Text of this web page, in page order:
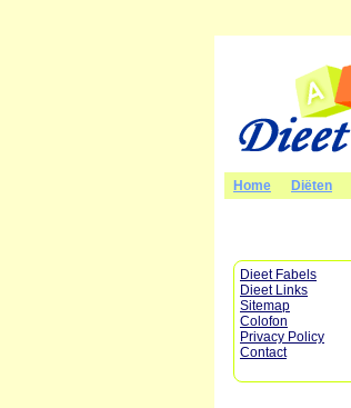
Home Diëten
Dieet Fabels
Dieet Links
Sitemap
Colofon
Privacy Policy
Contact